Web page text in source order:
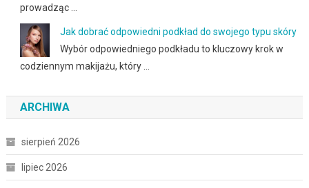
prowadząc …
Jak dobrać odpowiedni podkład do swojego typu skóry
Wybór odpowiedniego podkładu to kluczowy krok w
codziennym makijażu, który …
ARCHIWA
sierpień 2026
lipiec 2026